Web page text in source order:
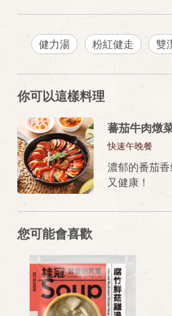
健力湯 粉紅健走 雙
你可以這樣料理
蕃茄牛肉燉
快速午晚餐
濃郁的番茄
又健康！
您可能會喜歡